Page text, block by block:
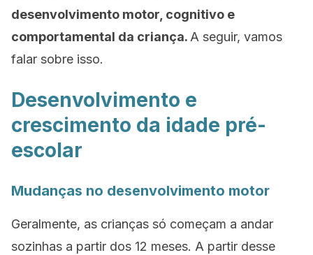
desenvolvimento motor, cognitivo e
comportamental da criança. A seguir, vamos
falar sobre isso.
Desenvolvimento e
crescimento da idade pré-
escolar
Mudanças no desenvolvimento motor
Geralmente, as crianças só começam a andar
sozinhas a partir dos 12 meses. A partir desse